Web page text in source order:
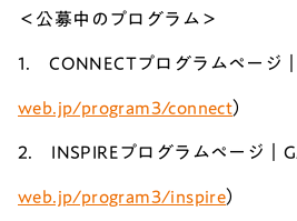
＜公募中のプログラム＞
1. CONNECTプログラムページ
web.jp/program3/connect）
2. INSPIREプログラムページ｜
web.jp/program3/inspire）